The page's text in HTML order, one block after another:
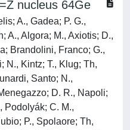
nucleus 64Ge
A., Gadea; P. G.,
A., Algora; M., Axiotis; D.,
Brandolini, Franco; G.,
N., Kintz; T., Klug; Th,
Santo; N.,
D. R., Napoli;
Podolyák; C. M.,
P., Spolaore; Th,